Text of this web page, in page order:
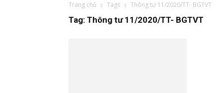
Trang chủ Tags Thông tư 11/2020/TT- BGTVT
Tag: Thông tư 11/2020/TT- BGTVT